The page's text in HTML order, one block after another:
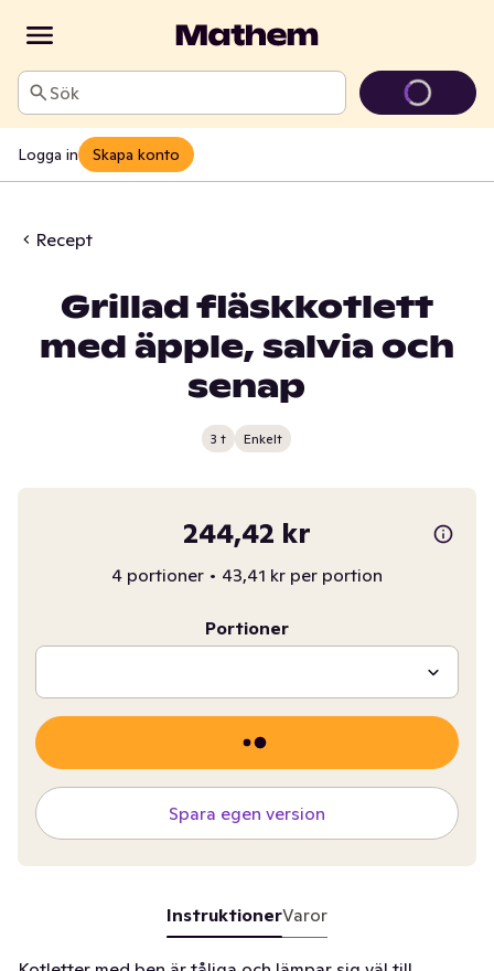
Sök
Logga in Skapa konto
Recept
Grillad fläskkotlett
med äpple, salvia och
senap
3 t Enkelt
244,42 kr
4 portioner • 43,41 kr per portion
Portioner
Spara egen version
InstruktionerVaror